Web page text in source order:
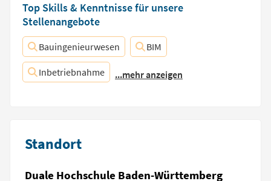
Top Skills & Kenntnisse für unsere
Stellenangebote
Bauingenieurwesen BIM
Inbetriebnahme ...mehr anzeigen
Standort
Duale Hochschule Baden-Württemberg